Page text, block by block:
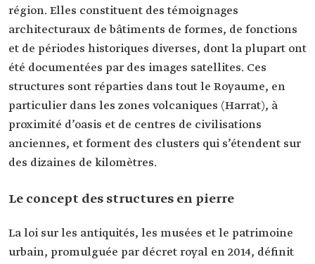
région. Elles constituent des témoignages
architecturaux de bâtiments de formes, de fonctions
et de périodes historiques diverses, dont la plupart ont
été documentées par des images satellites. Ces
structures sont réparties dans tout le Royaume, en
particulier dans les zones volcaniques (Harrat), à
proximité d’oasis et de centres de civilisations
anciennes, et forment des clusters qui s’étendent sur
des dizaines de kilomètres.
Le concept des structures en pierre
La loi sur les antiquités, les musées et le patrimoine
urbain, promulguée par décret royal en 2014, définit